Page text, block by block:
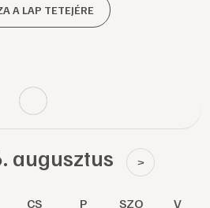
A LAP TETEJÉRE
augusztus >
CS P SZO V